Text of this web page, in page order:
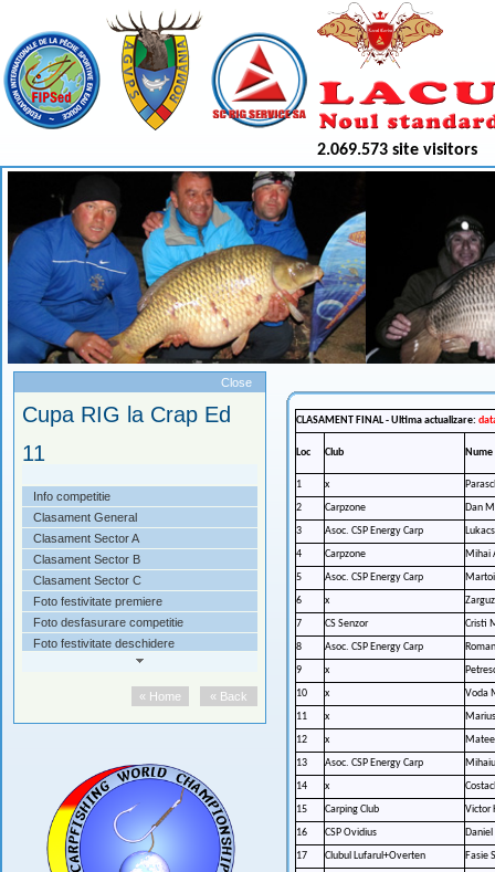
2.069.573 site visitors
Close
Cupa RIG la Crap Ed
11
Info competitie
Clasament General
Clasament Sector A
Clasament Sector B
Clasament Sector C
Foto festivitate premiere
Foto desfasurare competitie
Foto festivitate deschidere
Reportaje F&H Channel
Reportaje TV Neptun
Scrisoare catre pescari
Sponsori si parteneri
« Back
« Home
CLASAMENT FINAL - Ultima actualizare:
Loc Club Nume
1 x
2
Carpzone
Dan
3
Asoc. CSP Energy Carp
4
Carpzone
Mihai
5
Asoc. CSP Energy Carp
6
x
7
CS Senzor
Cristi
8
Asoc. CSP Energy Carp
9
x
10
x
Voda
11
x
12
x
13
Asoc. CSP Energy Carp
14
x
15
Carping Club
Victor
16
CSP Ovidius
17
Clubul Lufarul+Overten
Fasie